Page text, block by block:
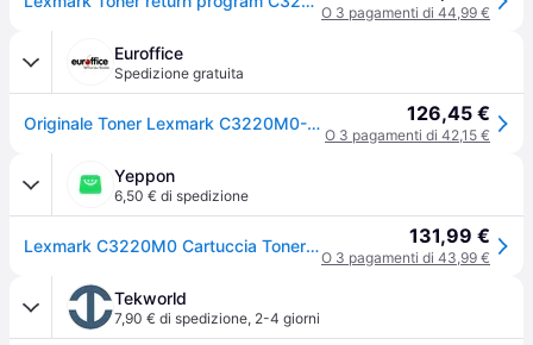
O 3 pagamenti di 44,99 €
Euroffice
Spedizione gratuita
Originale Toner Lexmark C3220M0-Return Program-magenta 126,45 €
O 3 pagamenti di 42,15 €
Yeppon
6,50 € di spedizione
Lexmark C3220M0 Cartuccia Toner Return Program 1500 Pagine colore Magenta 131,99 €
O 3 pagamenti di 43,99 €
Tekworld
7,90 € di spedizione, 2-4 giorni